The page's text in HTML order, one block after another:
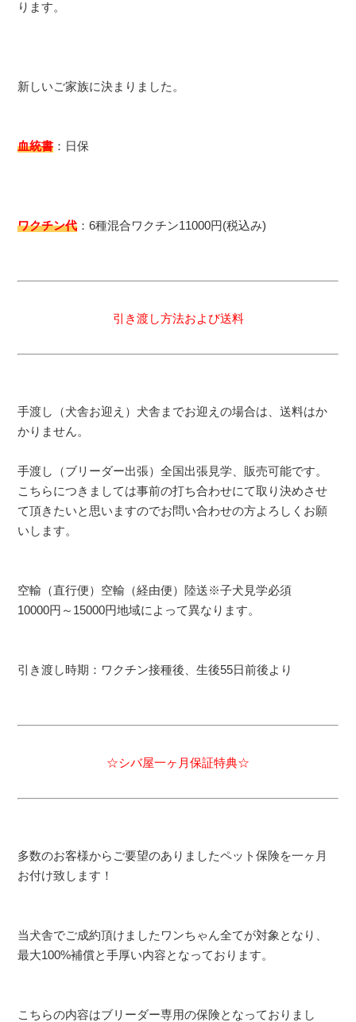
ります。
新しいご家族に決まりました。
血統書 ：日保
ワクチン代 ：6種混合ワクチン11000円(税込み)
引き渡し方法および送料
手渡し（犬舎お迎え）犬舎までお迎えの場合は、送料はか
かりません。
手渡し（ブリーダー出張）全国出張見学、販売可能です。
こちらにつきましては事前の打ち合わせにて取り決めさせ
て頂きたいと思いますのでお問い合わせの方よろしくお願
いします。
空輸（直行便）空輸（経由便）陸送※子犬見学必須
10000円～15000円地域によって異なります。
引き渡し時期：ワクチン接種後、生後55日前後より
☆シバ屋一ヶ月保証特典☆
多数のお客様からご要望のありましたペット保険を一ヶ月
お付け致します！
当犬舎でご成約頂けましたワンちゃん全てが対象となり、
最大100%補償と手厚い内容となっております。
こちらの内容はブリーダー専用の保険となっておりまし